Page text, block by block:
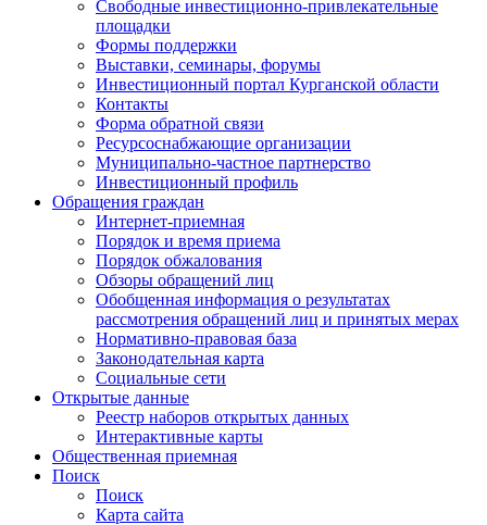
Свободные инвестиционно-привлекательные
площадки
Формы поддержки
Выставки, семинары, форумы
Инвестиционный портал Курганской области
Контакты
Форма обратной связи
Ресурсоснабжающие организации
Муниципально-частное партнерство
Инвестиционный профиль
Обращения граждан
Интернет-приемная
Порядок и время приема
Порядок обжалования
Обзоры обращений лиц
Обобщенная информация о результатах
рассмотрения обращений лиц и принятых мерах
Нормативно-правовая база
Законодательная карта
Социальные сети
Открытые данные
Реестр наборов открытых данных
Интерактивные карты
Общественная приемная
Поиск
Поиск
Карта сайта